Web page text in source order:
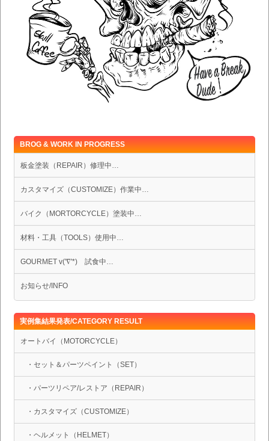
BROG & WORK IN PROGRESS
板金塗装（REPAIR）修理中…
カスタマイズ（CUSTOMIZE）作業中…
バイク（MORTORCYCLE）塗装中…
材料・工具（TOOLS）使用中…
GOURMET v('∇'*) 試食中…
お知らせ/INFO
実例集結果発表/CATEGORY RESULT
オートバイ（MOTORCYCLE）
・セット＆パーツペイント（SET）
・パーツリペア/レストア（REPAIR）
・カスタマイズ（CUSTOMIZE）
・ヘルメット（HELMET）